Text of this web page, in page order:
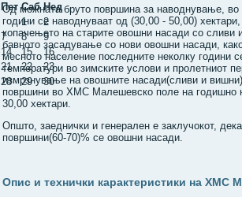
Пет Саб Нед
1
2
7 8
9
14 15
16
21 22
23
28 29
30
Oд можната бруто површина за наводнување,
години се наводнуваат од (30,00 - 50,00)
копачењето на старите овошни насади со сливи
бавното засадување со нови овошни насади,
месното население последните неколку години
температури во зимските услови и пролетниот
измрзнување на овошните насади(сливи и
површини во ХМС Малешевско поле на годишно
30,00 хектари.
Општо, заеднички и генерален е заклучокот,
површини(60-70)% се овошни насади.
Опис и технички карактеристики на ХМС